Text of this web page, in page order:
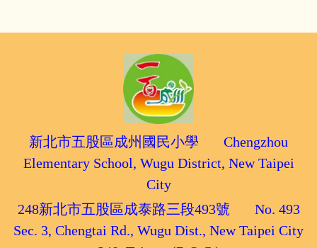
新北市五股區成州國民小學 Chengzhou
Elementary School, Wugu District, New Taipei
City
248新北市五股區成泰路三段493號 No. 493
Sec. 3, Chengtai Rd., Wugu Dist., New Taipei City